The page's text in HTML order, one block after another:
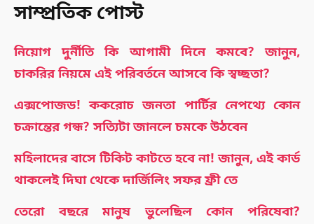
সাম্প্রতিক পোস্ট
নিয়োগ দুর্নীতি কি আগামী দিনে কমবে? জানুন,
চাকরির নিয়মে এই পরিবর্তনে আসবে কি স্বচ্ছতা?
এক্সপোজড! ককরোচ জনতা পার্টির নেপথ্যে কোন
চক্রান্তের গন্ধ? সত্যিটা জানলে চমকে উঠবেন
মহিলাদের বাসে টিকিট কাটতে হবে না! জানুন, এই কার্ড
থাকলেই দিঘা থেকে দার্জিলিং সফর ফ্রী তে
তেরো বছরে মানুষ ভুলেছিল কোন পরিষেবা?